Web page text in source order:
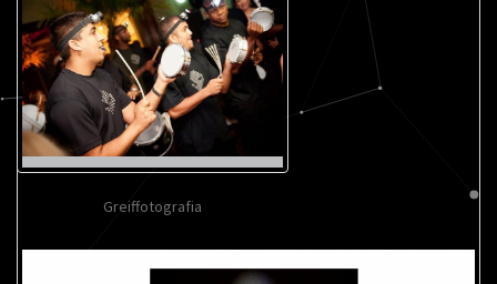
Greiffotografia